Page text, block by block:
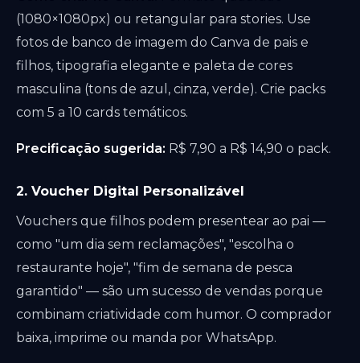
(1080×1080px) ou retangular para stories. Use
fotos de banco de imagem do Canva de pais e
filhos, tipografia elegante e paleta de cores
masculina (tons de azul, cinza, verde). Crie packs
com 5 a 10 cards temáticos.
Precificação sugerida: R$ 7,90 a R$ 14,90 o pack.
2. Voucher Digital Personalizável
Vouchers que filhos podem presentear ao pai —
como "um dia sem reclamações", "escolha o
restaurante hoje", "fim de semana de pesca
garantido" — são um sucesso de vendas porque
combinam criatividade com humor. O comprador
baixa, imprime ou manda por WhatsApp.